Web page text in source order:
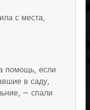
с места,
помощь, если
в саду,
— спали